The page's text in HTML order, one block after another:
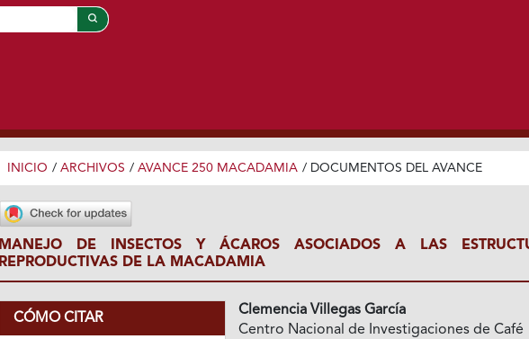
INICIO / ARCHIVOS / AVANCE 250 MACADAMIA / DOCUMENTOS DEL AVANCE
MANEJO DE INSECTOS Y ÁCAROS ASOCIADOS A LAS
REPRODUCTIVAS DE LA MACADAMIA
CÓMO CITAR
Clemencia Villegas García
Centro Nacional de Investigaciones de Café